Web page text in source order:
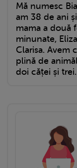
Mă numesc
am 38 de ani
mama a două
minunate,
Clarisa. Avem
plină de
doi căței și